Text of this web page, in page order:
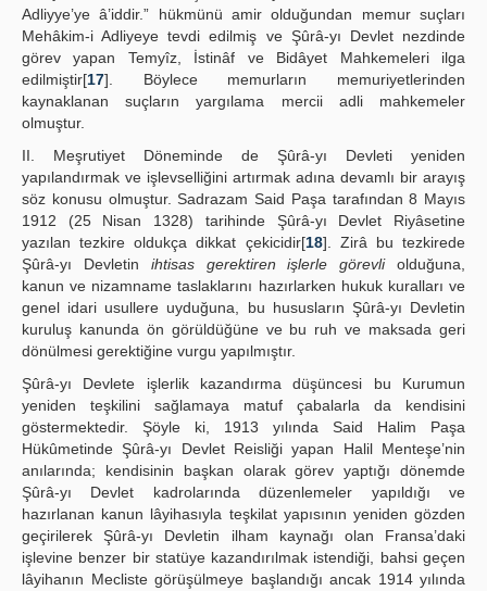
Adliyye’ye â’iddir.” hükmünü amir olduğundan memur suçları
Mehâkim-i Adliyeye tevdi edilmiş ve Şûrâ-yı Devlet nezdinde
görev yapan Temyîz, İstinâf ve Bidâyet Mahkemeleri ilga
edilmiştir[17]. Böylece memurların memuriyetlerinden
kaynaklanan suçların yargılama mercii adli mahkemeler
olmuştur.
II. Meşrutiyet Döneminde de Şûrâ-yı Devleti yeniden
yapılandırmak ve işlevselliğini artırmak adına devamlı bir arayış
söz konusu olmuştur. Sadrazam Said Paşa tarafından 8 Mayıs
1912 (25 Nisan 1328) tarihinde Şûrâ-yı Devlet Riyâsetine
yazılan tezkire oldukça dikkat çekicidir[18]. Zirâ bu tezkirede
Şûrâ-yı Devletin ihtisas gerektiren işlerle görevliolduğuna,
kanun ve nizamname taslaklarını hazırlarken hukuk kuralları ve
genel idari usullere uyduğuna, bu hususların Şûrâ-yı Devletin
kuruluş kanunda ön görüldüğüne ve bu ruh ve maksada geri
dönülmesi gerektiğine vurgu yapılmıştır.
Şûrâ-yı Devlete işlerlik kazandırma düşüncesi bu Kurumun
yeniden teşkilini sağlamaya matuf çabalarla da kendisini
göstermektedir. Şöyle ki, 1913 yılında Said Halim Paşa
Hükûmetinde Şûrâ-yı Devlet Reisliği yapan Halil Menteşe’nin
anılarında; kendisinin başkan olarak görev yaptığı dönemde
Şûrâ-yı Devlet kadrolarında düzenlemeler yapıldığı ve
hazırlanan kanun lâyihasıyla teşkilat yapısının yeniden gözden
geçirilerek Şûrâ-yı Devletin ilham kaynağı olan Fransa’daki
işlevine benzer bir statüye kazandırılmak istendiği, bahsi geçen
lâyihanın Mecliste görüşülmeye başlandığı ancak 1914 yılında